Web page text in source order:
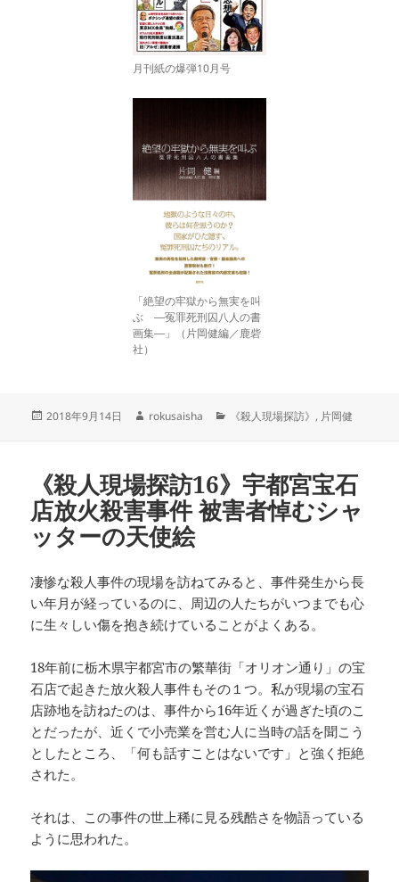
月刊紙の爆弾10月号
「絶望の牢獄から無実を叫
ぶ ―冤罪死刑囚八人の書
画集―」（片岡健編／鹿砦
社）
投
2018年9月14日
作
rokusaisha
カ
ー
《殺人現場探訪》,片岡健
《殺人現場探訪16》宇都宮宝石
店放火殺害事件 被害者悼むシャ
ッターの天使絵
凄惨な殺人事件の現場を訪ねてみると、事件発生から長
い年月が経っているのに、周辺の人たちがいつまでも心
に生々しい傷を抱き続けていることがよくある。
18年前に栃木県宇都宮市の繁華街「オリオン通り」の宝
石店で起きた放火殺人事件もその１つ。私が現場の宝石
店跡地を訪ねたのは、事件から16年近くが過ぎた頃のこ
とだったが、近くで小売業を営む人に当時の話を聞こう
としたところ、「何も話すことはないです」と強く拒絶
された。
それは、この事件の世上稀に見る残酷さを物語っている
ように思われた。